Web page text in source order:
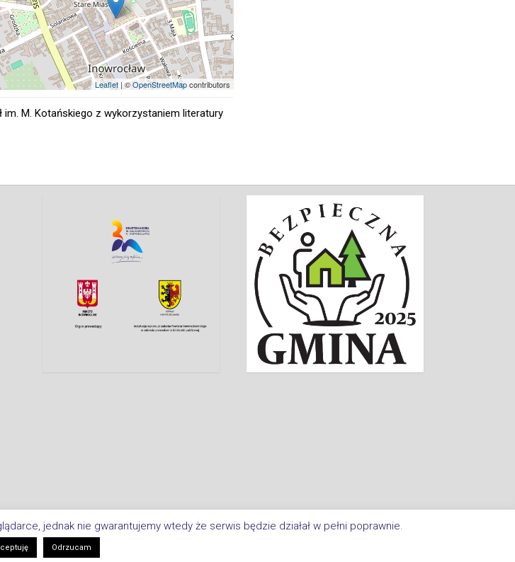
Leaflet | ©OpenStreetMapcontributors
im. M. Kotańskiego z wykorzystaniem literatury
Copyright © 2026 Biblioteka Miejska Im. Jana Kasprowicza W Inowrocławiu. All Rights Reserved.
jednak nie gwarantujemy wtedy że serwis będzie działał w pełni poprawnie.
Odrzucam